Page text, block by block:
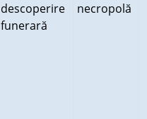
descoperire
funerară
necropolă